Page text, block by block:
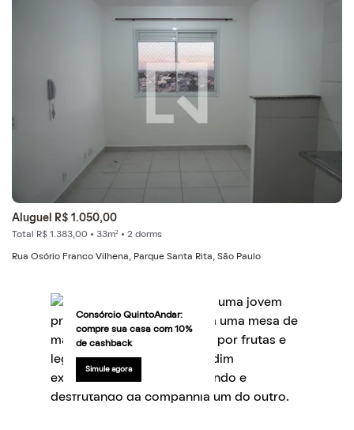
Aluguel R$ 1.050,00
Total R$ 1.383,00 • 33m² • 2 dorms
Rua Osório Franco Vilhena, Parque Santa Rita, São Paulo
Consórcio QuintoAndar:
compre sua casa com 10%
de cashback
Simule agora